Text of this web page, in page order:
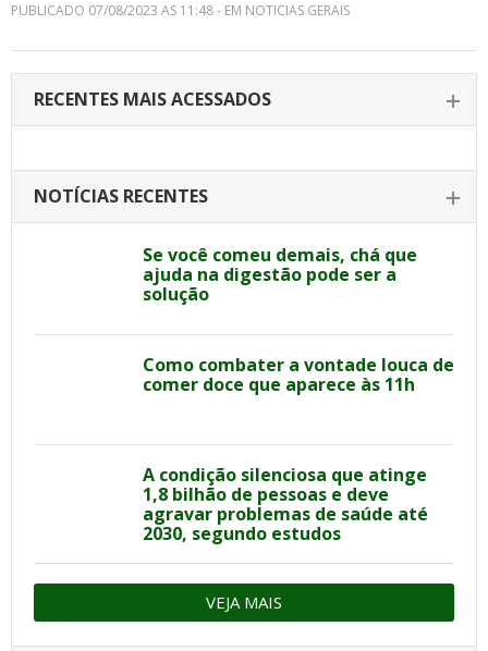
PUBLICADO 07/08/2023 AS 11:48 - EM NOTICIAS GERAIS
RECENTES MAIS ACESSADOS
NOTÍCIAS RECENTES
Se você comeu demais, chá que
ajuda na digestão pode ser a
solução
Como combater a vontade louca de
comer doce que aparece às 11h
A condição silenciosa que atinge
1,8 bilhão de pessoas e deve
agravar problemas de saúde até
2030, segundo estudos
VEJA MAIS